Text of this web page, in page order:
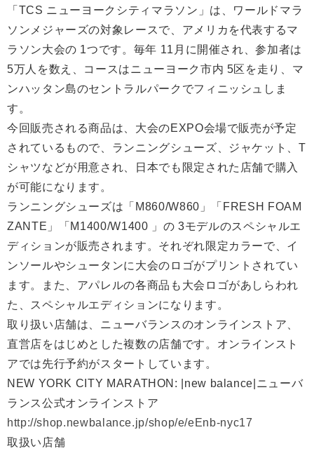
「TCS ニューヨークシティマラソン」は、ワールドマラ
ソンメジャーズの対象レースで、アメリカを代表するマ
ラソン大会の 1つです。毎年 11月に開催され、参加者は
5万人を数え、コースはニューヨーク市内 5区を走り、マ
ンハッタン島のセントラルパークでフィニッシュしま
す。
今回販売される商品は、大会のEXPO会場で販売が予定
されているもので、ランニングシューズ、ジャケット、T
シャツなどが用意され、日本でも限定された店舗で購入
が可能になります。
ランニングシューズは「M860/W860」「FRESH FOAM
ZANTE」「M1400/W1400 」の 3モデルのスペシャルエ
ディションが販売されます。それぞれ限定カラーで、イ
ンソールやシュータンに大会のロゴがプリントされてい
ます。また、アパレルの各商品も大会ロゴがあしらわれ
た、スペシャルエディションになります。
取り扱い店舗は、ニューバランスのオンラインストア、
直営店をはじめとした複数の店舗です。オンラインスト
アでは先行予約がスタートしています。
NEW YORK CITY MARATHON: |new balance|ニューバ
ランス公式オンラインストア
http://shop.newbalance.jp/shop/e/eEnb-nyc17
取扱い店舗